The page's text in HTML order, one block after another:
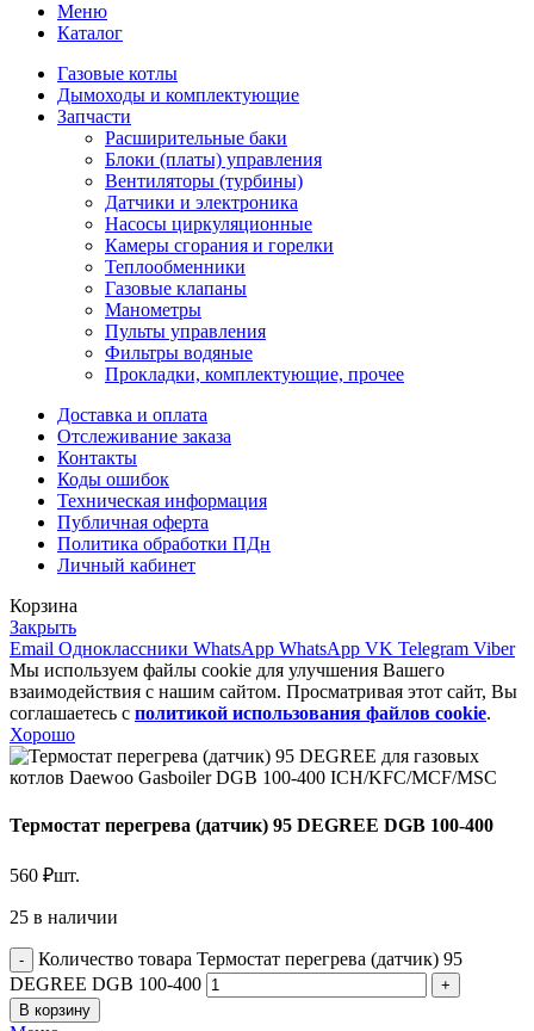
Меню
Каталог
Газовые котлы
Дымоходы и комплектующие
Запчасти
Расширительные баки
Блоки (платы) управления
Вентиляторы (турбины)
Датчики и электроника
Насосы циркуляционные
Камеры сгорания и горелки
Теплообменники
Газовые клапаны
Манометры
Пульты управления
Фильтры водяные
Прокладки, комплектующие, прочее
Доставка и оплата
Отслеживание заказа
Контакты
Коды ошибок
Техническая информация
Публичная оферта
Политика обработки ПДн
Личный кабинет
Корзина
Закрыть
Email Одноклассники WhatsApp WhatsApp VK Telegram Viber
Мы используем файлы cookie для улучшения Вашего
взаимодействия с нашим сайтом. Просматривая этот сайт, Вы
соглашаетесь с политикой использования файлов cookie.
Хорошо
Термостат перегрева (датчик) 95 DEGREE DGB 100-400
560 ₽шт.
25 в наличии
Количество товара Термостат перегрева (датчик) 95
DEGREE DGB 100-400
В корзину